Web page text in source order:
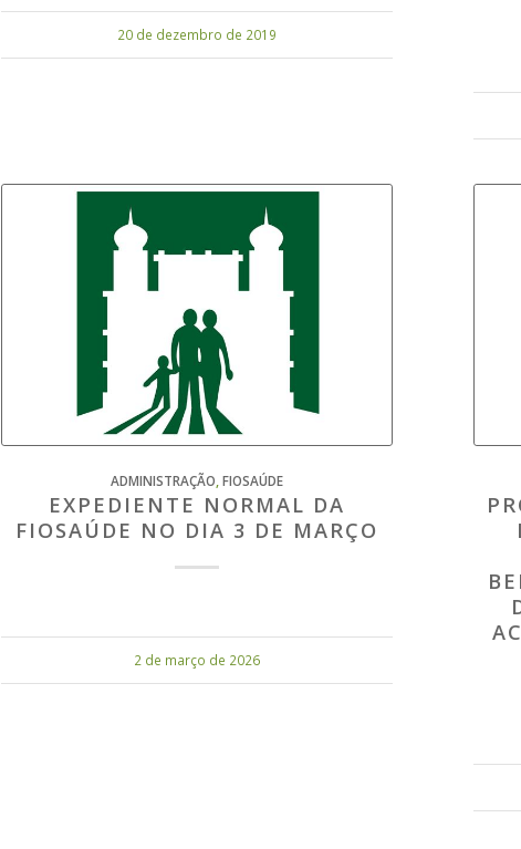
20 de dezembro de 2019
ADMINISTRAÇÃO FIOSAÚDE
EXPEDIENTE NORMAL DA
FIOSAÚDE NO DIA 3 DE MARÇO
2 de março de 2026